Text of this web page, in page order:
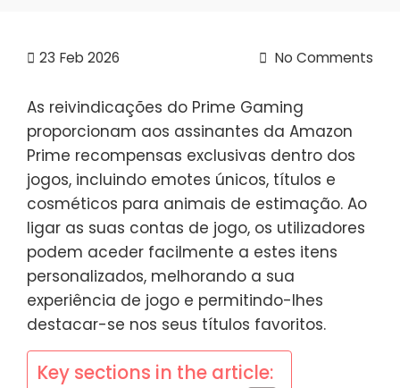
23 Feb 2026 No Comments
As reivindicações do Prime Gaming
proporcionam aos assinantes da Amazon
Prime recompensas exclusivas dentro dos
jogos, incluindo emotes únicos, títulos e
cosméticos para animais de estimação. Ao
ligar as suas contas de jogo, os utilizadores
podem aceder facilmente a estes itens
personalizados, melhorando a sua
experiência de jogo e permitindo-lhes
destacar-se nos seus títulos favoritos.
Key sections in the article: